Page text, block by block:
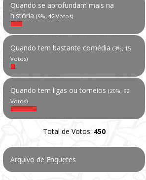
Quando se aprofundam mais na
história (9%, 42 Votos)
Quando tem bastante comédia (3%, 15
Votos)
Quando tem ligas ou torneios (20%, 92
Votos)
Total de Votos: 450
Arquivo de Enquetes